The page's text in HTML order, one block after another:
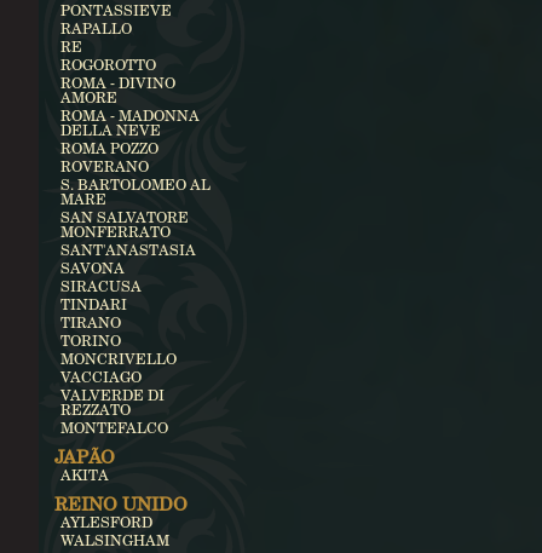
PONTASSIEVE
RAPALLO
RE
ROGOROTTO
ROMA - DIVINO
AMORE
ROMA - MADONNA
DELLA NEVE
ROMA POZZO
ROVERANO
S. BARTOLOMEO AL
MARE
SAN SALVATORE
MONFERRATO
SANT'ANASTASIA
SAVONA
SIRACUSA
TINDARI
TIRANO
TORINO
MONCRIVELLO
VACCIAGO
VALVERDE DI
REZZATO
MONTEFALCO
JAPÃO
AKITA
REINO UNIDO
AYLESFORD
WALSINGHAM